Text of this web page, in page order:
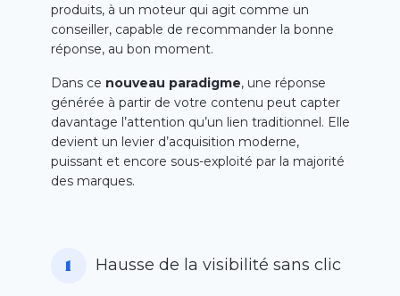
produits, à un moteur qui agit comme un
conseiller, capable de recommander la bonne
réponse, au bon moment.
Dans ce nouveau paradigme, une réponse
générée à partir de votre contenu peut capter
davantage l’attention qu’un lien traditionnel. Elle
devient un levier d’acquisition moderne,
puissant et encore sous-exploité par la majorité
des marques.
Hausse de la visibilité sans clic